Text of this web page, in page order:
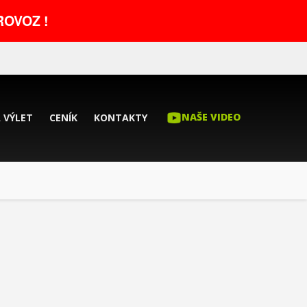
!
CENÍK KONTAKTY NAŠE VIDEO